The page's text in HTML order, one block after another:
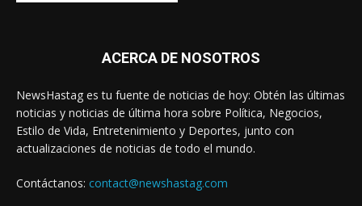
ACERCA DE NOSOTROS
NewsHastag es tu fuente de noticias de hoy: Obtén las últimas
noticias y noticias de última hora sobre Política, Negocios,
Estilo de Vida, Entretenimiento y Deportes, junto con
actualizaciones de noticias de todo el mundo.
Contáctanos: contact@newshastag.com